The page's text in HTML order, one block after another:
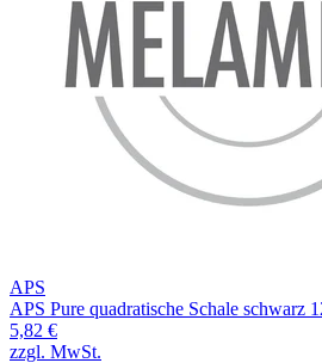
APS
APS Pure quadratische Schale schwarz
5,82 €
zzgl. MwSt.